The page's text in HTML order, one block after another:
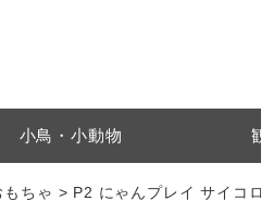
小鳥・小動物
もちゃ P2 にゃんプレイ サイコ